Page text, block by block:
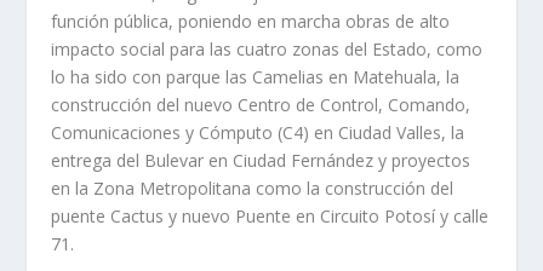
función pública, poniendo en marcha obras de alto
impacto social para las cuatro zonas del Estado, como
lo ha sido con parque las Camelias en Matehuala, la
construcción del nuevo Centro de Control, Comando,
Comunicaciones y Cómputo (C4) en Ciudad Valles, la
entrega del Bulevar en Ciudad Fernández y proyectos
en la Zona Metropolitana como la construcción del
puente Cactus y nuevo Puente en Circuito Potosí y calle
71.